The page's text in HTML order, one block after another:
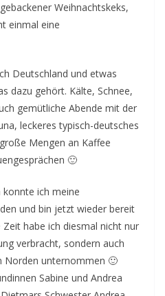
Weihnachtskeks,
einmal eine
Deutschland und etwas
dazu gehört. Kälte, Schnee,
gemütliche Abende mit der
leckeres typisch-deutsches
Mengen an Kaffee
🙂
ich meine
und bin jetzt wieder bereit
habe ich diesmal nicht nur
verbracht, sondern auch
Norden unternommen 🙂
Sabine und Andrea